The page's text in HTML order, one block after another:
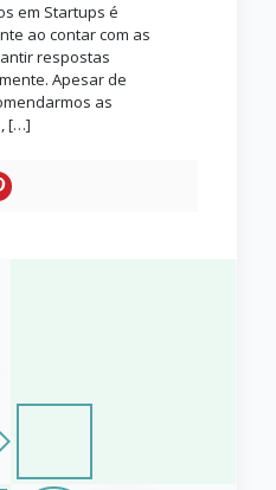
em Startups é
ao contar com as
respostas
Apesar de
as
[…]